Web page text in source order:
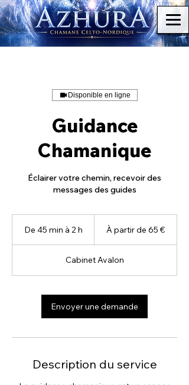
Disponible en ligne
Guidance
Chamanique
Éclairer votre chemin, recevoir des
messages des guides
De 45 min à 2 h
5
m
n
à
2
partir
euros
À partir de 65 €
Cabinet Avalon
Envoyer une demande
Description du service